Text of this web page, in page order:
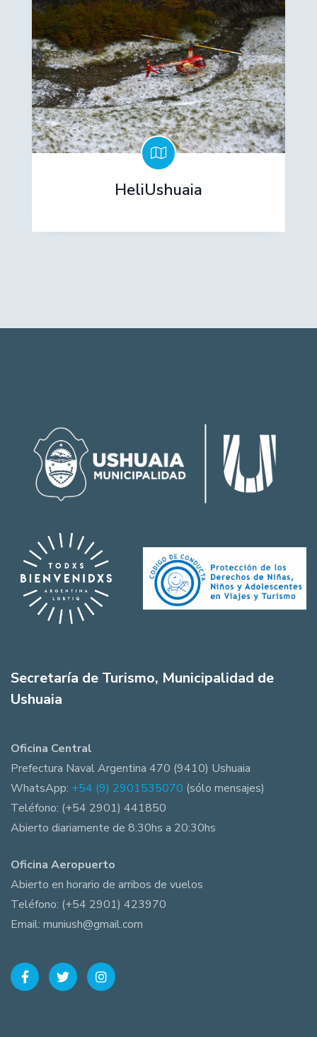
HeliUshuaia
Secretaría de Turismo, Municipalidad de
Ushuaia
Oficina Central
Prefectura Naval Argentina 470 (9410) Ushuaia
WhatsApp: +54 (9) 2901535070 (sólo mensajes)
Teléfono: (+54 2901) 441850
Abierto diariamente de 8:30hs a 20:30hs
Oficina Aeropuerto
Abierto en horario de arribos de vuelos
Teléfono: (+54 2901) 423970
Email: muniush@gmail.com